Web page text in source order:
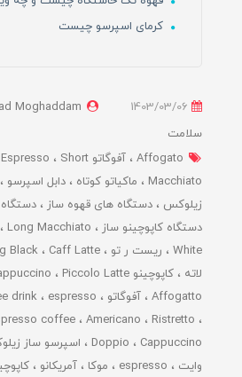
کرمای اسپرسو چیست
Moghaddam
سلامت
Affogato
آفوگاتو Affogato Short
Macchiato
ماکیاتو کوتاه دابل اسپرسو
زیلوکس
دستگاه های قهوه ساز
دستگاه کاپوچینو ساز
Long Macchiato
White
ریست ر تو Black Caff Latte
لاته
کاپوچینو Cappuccino Piccolo Latte
Affogatto
آفوگاتو drink
espresso
coffee Americano
Ristretto
Doppio
Cappuccino اسپرسو ساز
وایت
espresso موکا آمریکانو